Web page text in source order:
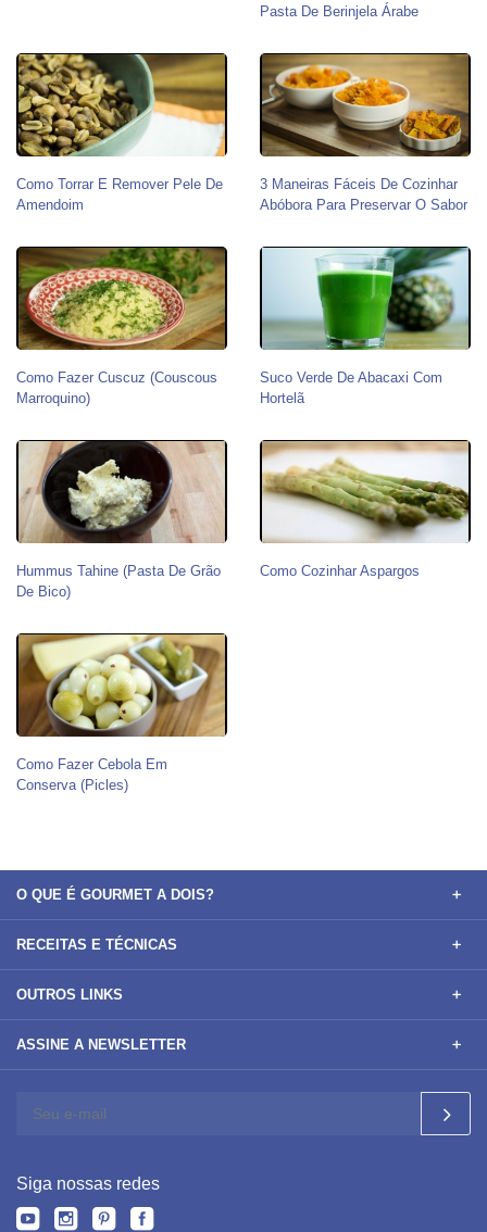
Pasta De Berinjela Árabe
Como Torrar E Remover Pele De
Amendoim
3 Maneiras Fáceis De Cozinhar
Abóbora Para Preservar O Sabor
Como Fazer Cuscuz (Couscous
Marroquino)
Suco Verde De Abacaxi Com
Hortelã
Hummus Tahine (pasta De Grão
De Bico)
Como Cozinhar Aspargos
Como Fazer Cebola Em
Conserva (Picles)
O QUE É GOURMET A DOIS?
RECEITAS E TÉCNICAS
OUTROS LINKS
ASSINE A NEWSLETTER
Siga nossas redes